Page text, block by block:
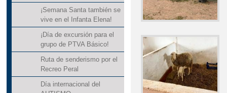
¡Semana Santa también se
vive en el Infanta Elena!
¡Día de excursión para el
grupo de PTVA Básico!
Ruta de senderismo por el
Recreo Peral
Día internacional del